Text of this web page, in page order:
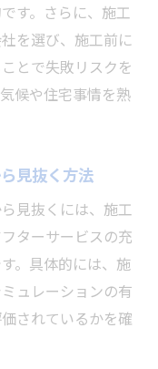
す。さらに、施工
を選び、施工前に
とで失敗リスクを
候や住宅事情を熟
見抜く方法
見抜くには、施工
ターサービスの充
。具体的には、施
ュレーションの有
されているかを確